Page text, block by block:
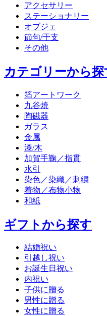
アクセサリー
ステーショナリー
オブジェ
節句/干支
その他
カテゴリーから探
箔アートワーク
九谷焼
陶磁器
ガラス
金属
漆/木
加賀手鞠／指貫
水引
染色／染織／刺繍
着物／布物小物
和紙
ギフトから探す
結婚祝い
引越し祝い
お誕生日祝い
内祝い
子供に贈る
男性に贈る
女性に贈る